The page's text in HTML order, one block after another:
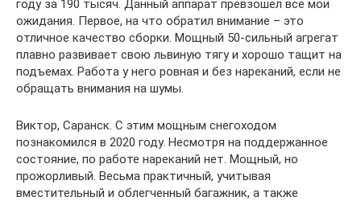
году за 190 тысяч. Данный аппарат превзошел все мои
ожидания. Первое, на что обратил внимание – это
отличное качество сборки. Мощный 50-сильный агрегат
плавно развивает свою львиную тягу и хорошо тащит на
подъемах. Работа у него ровная и без нареканий, если не
обращать внимания на шумы.
Виктор, Саранск. С этим мощным снегоходом
познакомился в 2020 году. Несмотря на поддержанное
состояние, по работе нареканий нет. Мощный, но
прожорливый. Весьма практичный, учитывая
вместительный и облегченный багажник, а также